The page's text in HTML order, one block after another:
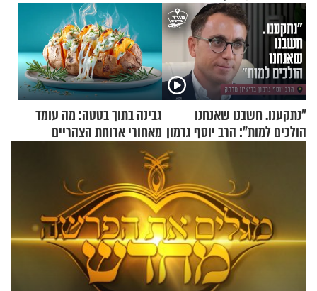
"נתקענו. חשבנו שאנחנו
הולכים למות": הרב יוסף גרמון
גבינה בתוך בטטה: מה עומד
מאחורי ארוחת הצהריים
שכבשה את הרשת?